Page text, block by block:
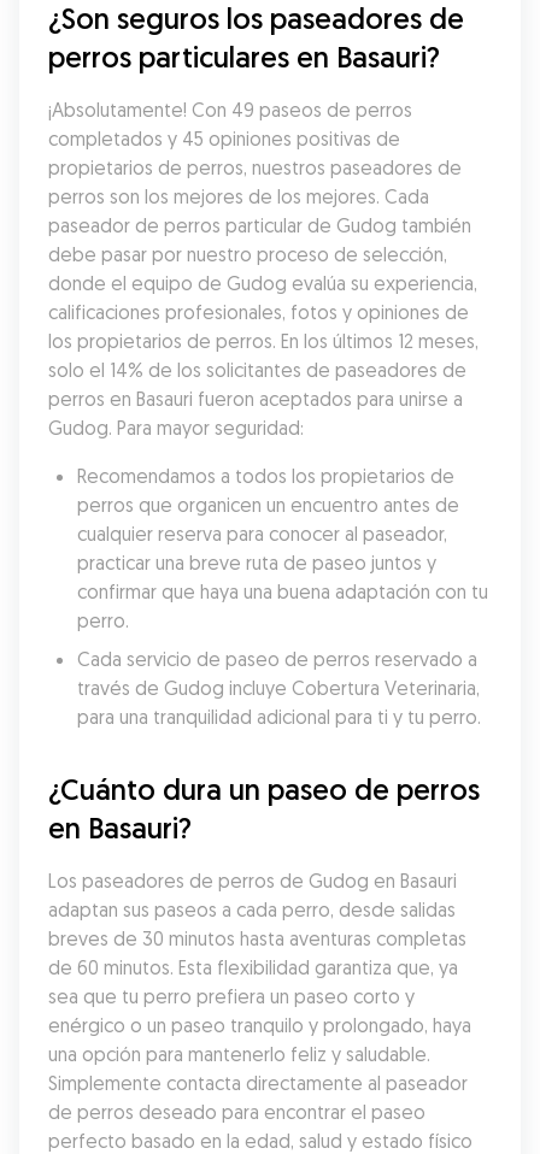
¿Son seguros los paseadores de
perros particulares en Basauri?
¡Absolutamente! Con 49 paseos de perros
completados y 45 opiniones positivas de
propietarios de perros, nuestros paseadores de
perros son los mejores de los mejores. Cada
paseador de perros particular de Gudog también
debe pasar por nuestro proceso de selección,
donde el equipo de Gudog evalúa su experiencia,
calificaciones profesionales, fotos y opiniones de
los propietarios de perros. En los últimos 12 meses,
solo el 14% de los solicitantes de paseadores de
perros en Basauri fueron aceptados para unirse a
Gudog. Para mayor seguridad:
Recomendamos a todos los propietarios de
perros que organicen un encuentro antes de
cualquier reserva para conocer al paseador,
practicar una breve ruta de paseo juntos y
confirmar que haya una buena adaptación con tu
perro.
Cada servicio de paseo de perros reservado a
través de Gudog incluye Cobertura Veterinaria,
para una tranquilidad adicional para ti y tu perro.
¿Cuánto dura un paseo de perros
en Basauri?
Los paseadores de perros de Gudog en Basauri
adaptan sus paseos a cada perro, desde salidas
breves de 30 minutos hasta aventuras completas
de 60 minutos. Esta flexibilidad garantiza que, ya
sea que tu perro prefiera un paseo corto y
enérgico o un paseo tranquilo y prolongado, haya
una opción para mantenerlo feliz y saludable.
Simplemente contacta directamente al paseador
de perros deseado para encontrar el paseo
perfecto basado en la edad, salud y estado físico